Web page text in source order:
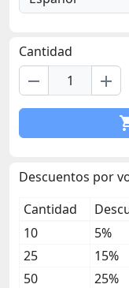
Cantidad
remove add
Descuentos por
Cantidad
10
5%
25
15%
50
25%